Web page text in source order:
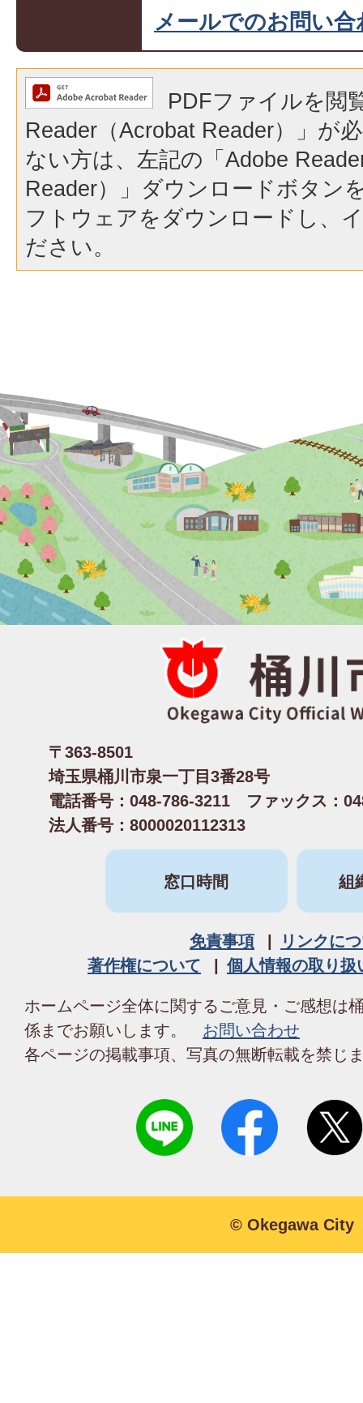
メールでのお問い
PDFファイルを閲
Reader（Acrobat Reader）」が
ない方は、左記の「Adobe
Reader）」ダウンロードボタン
フトウェアをダウンロードし、
ださい。
〒363-8501
埼玉県桶川市泉一丁目3番28号
電話番号：048-786-3211 ファックス：
法人番号：8000020112313
窓口時間 組
免責事項
リンクに
著作権について
個人情報の取り扱
ホームページ全体に関するご意見・ご感想は
係までお願いします。 お問い合わせ
各ページの掲載事項、写真の無断転載を禁じ
© Okegawa City